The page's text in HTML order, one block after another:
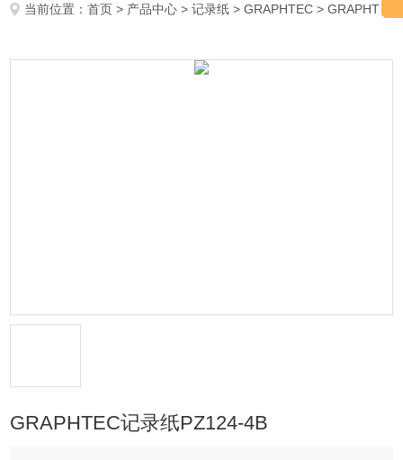
当前位置：首页 > 产品中心 >记录纸 >GRAPHTEC > GRAPHTEC记录纸PZ124-4B
GRAPHTEC记录纸PZ124-4B